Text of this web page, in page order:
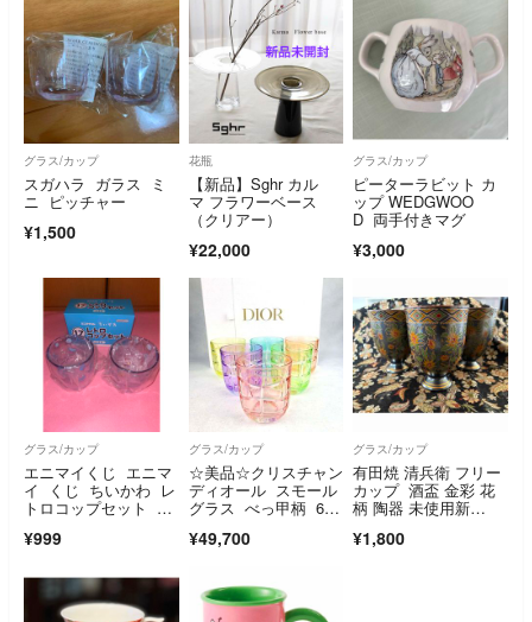
グラス/カップ
スガハラ ガラス ミ
ニ ピッチャー
¥1,500
花瓶
【新品】Sghr カル
マ フラワーベース
（クリアー）
¥22,000
グラス/カップ
ピーターラビット カ
ップ WEDGWOO
D 両手付きマグ
¥3,000
グラス/カップ
エニマイくじ エニマ
イ くじ ちいかわ レ
トロコップセット ハ
¥999
グラス/カップ
☆美品☆クリスチャン
ディオール スモール
グラス べっ甲柄 6
¥49,700
グラス/カップ
有田焼 清兵衛 フリー
カップ 酒盃 金彩 花
柄 陶器 未使用新
¥1,800